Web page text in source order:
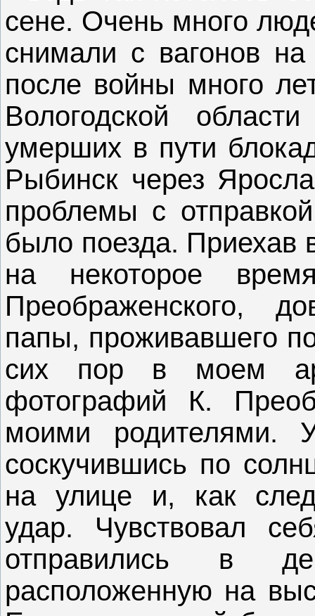
сене. Очень много
снимали с вагонов
после войны много
Вологодской
умерших в пути
Рыбинск через
проблемы с
было поезда. Приехав
на некоторое
Преображенского,
папы, проживавшего
сих пор в моем
фотографий К.
моими родителями.
соскучившись по
на улице и, как
удар. Чувствовал
отправились в
расположенную на